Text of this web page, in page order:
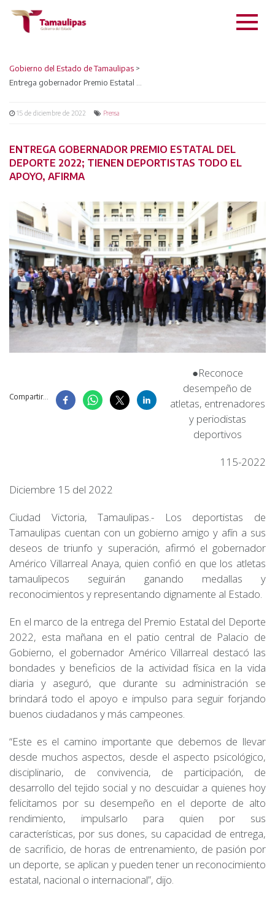
Gobierno del Estado de Tamaulipas >
15 de diciembre de 2022 Prensa
ENTREGA GOBERNADOR PREMIO ESTATAL DEL
DEPORTE 2022; TIENEN DEPORTISTAS TODO EL
APOYO, AFIRMA
Compartir...
●Reconoce
desempeño de
atletas, entrenadores
y periodistas
deportivos
115-2022
Diciembre 15 del 2022
Ciudad Victoria, Tamaulipas.- Los deportistas de
Tamaulipas cuentan con un gobierno amigo y afín a sus
deseos de triunfo y superación, afirmó el gobernador
Américo Villarreal Anaya, quien confió en que los atletas
tamaulipecos seguirán ganando medallas y
reconocimientos y representando dignamente al Estado.
En el marco de la entrega del Premio Estatal del Deporte
2022, esta mañana en el patio central de Palacio de
Gobierno, el gobernador Américo Villarreal destacó las
bondades y beneficios de la actividad física en la vida
diaria y aseguró, que durante su administración se
brindará todo el apoyo e impulso para seguir forjando
buenos ciudadanos y más campeones.
“Este es el camino importante que debemos de llevar
desde muchos aspectos, desde el aspecto psicológico,
disciplinario, de convivencia, de participación, de
desarrollo del tejido social y no descuidar a quienes hoy
felicitamos por su desempeño en el deporte de alto
rendimiento, impulsarlo para quien por sus
características, por sus dones, su capacidad de entrega,
de sacrificio, de horas de entrenamiento, de pasión por
un deporte, se aplican y pueden tener un reconocimiento
estatal, nacional o internacional”, dijo.